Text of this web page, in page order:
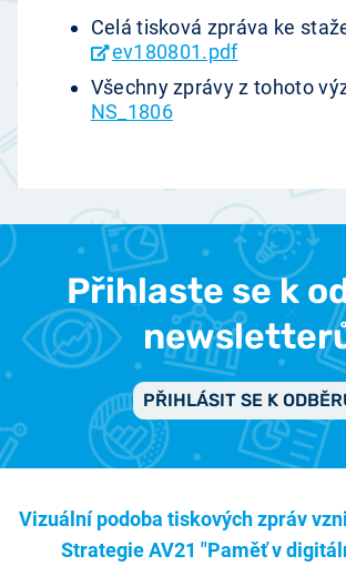
Celá tisková zpráva ke
ev180801.pdf
Všechny zprávy z tohoto
NS_1806
Přihlaste se k
PŘIHLÁSIT SE K
Vizuální podoba tiskových zpráv
Strategie AV21 "Paměť v